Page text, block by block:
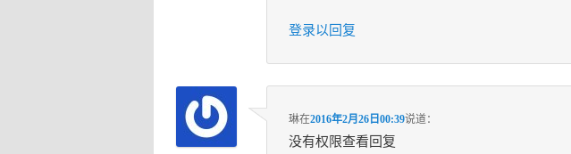
登录以回复
琳在2016年2月26日00:39说道：
没有权限查看回复